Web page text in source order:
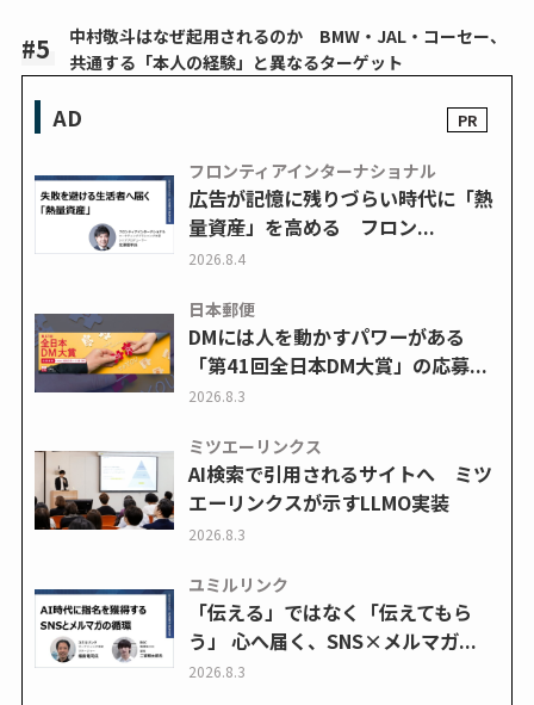
中村敬斗はなぜ起用されるのか BMW・JAL・コーセー、
共通する「本人の経験」と異なるターゲット
AD
フロンティアインターナショナル
広告が記憶に残りづらい時代に「熱
量資産」を高める フロン...
2026.8.4
日本郵便
DMには人を動かすパワーがある
「第41回全日本DM大賞」の応募...
2026.8.3
ミツエーリンクス
AI検索で引用されるサイトへ ミツ
エーリンクスが示すLLMO実装
2026.8.3
ユミルリンク
「伝える」ではなく「伝えてもら
う」 心へ届く、SNS×メルマガ...
2026.8.3